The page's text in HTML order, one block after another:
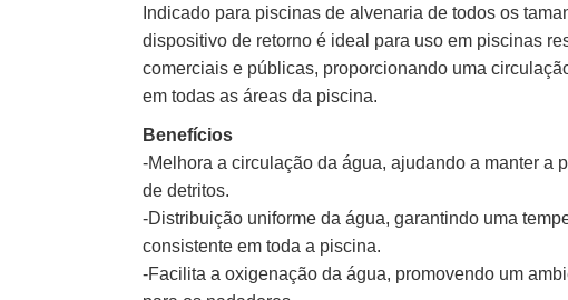
Indicado para piscinas de alvenaria de todos os
dispositivo de retorno é ideal para uso em piscinas
comerciais e públicas, proporcionando uma
em todas as áreas da piscina.
Benefícios
-Melhora a circulação da água, ajudando a manter a
de detritos.
-Distribuição uniforme da água, garantindo uma
consistente em toda a piscina.
-Facilita a oxigenação da água, promovendo um